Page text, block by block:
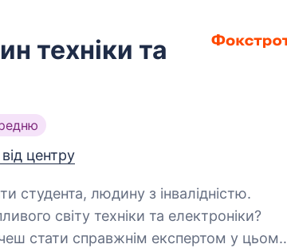
техніки та
центру
студента, людину з інвалідністю.
світу техніки та електроніки?
стати справжнім експертом у цьому